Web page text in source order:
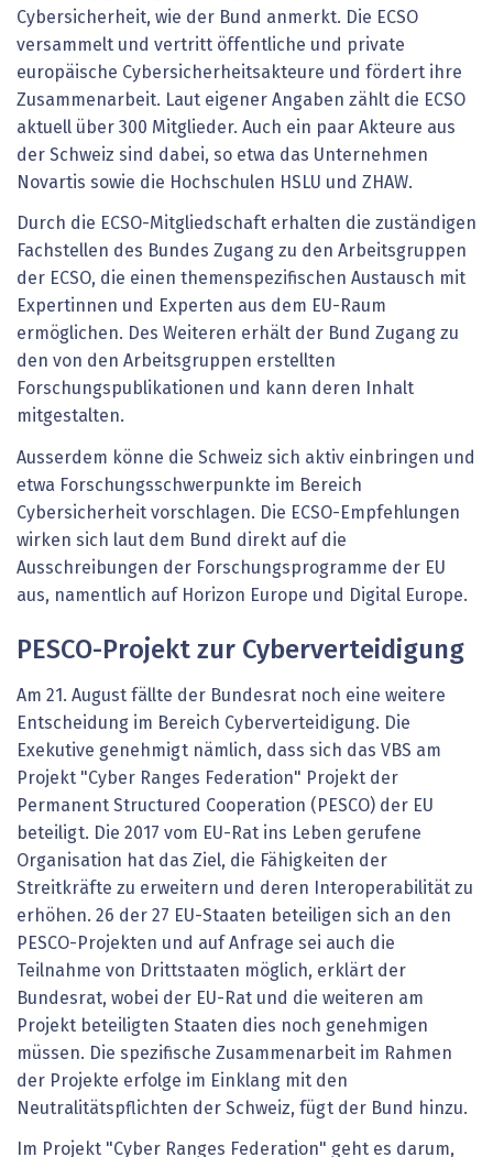
Cybersicherheit, wie der Bund anmerkt. Die ECSO
versammelt und vertritt öffentliche und private
europäische Cybersicherheitsakteure und fördert ihre
Zusammenarbeit. Laut eigener Angaben zählt die ECSO
aktuell über 300 Mitglieder. Auch ein paar Akteure aus
der Schweiz sind dabei, so etwa das Unternehmen
Novartis sowie die Hochschulen HSLU und ZHAW.
Durch die ECSO-Mitgliedschaft erhalten die zuständigen
Fachstellen des Bundes Zugang zu den Arbeitsgruppen
der ECSO, die einen themenspezifischen Austausch mit
Expertinnen und Experten aus dem EU-Raum
ermöglichen. Des Weiteren erhält der Bund Zugang zu
den von den Arbeitsgruppen erstellten
Forschungspublikationen und kann deren Inhalt
mitgestalten.
Ausserdem könne die Schweiz sich aktiv einbringen und
etwa Forschungsschwerpunkte im Bereich
Cybersicherheit vorschlagen. Die ECSO- Empfehlungen
wirken sich laut dem Bund direkt auf die
Ausschreibungen der Forschungsprogramme der EU
aus, namentlich auf Horizon Europe und Digital Europe.
PESCO-Projekt zur Cyberverteidigung
Am 21. August fällte der Bundesrat noch eine weitere
Entscheidung im Bereich Cyberverteidigung. Die
Exekutive genehmigt nämlich, dass sich das VBS am
Projekt "Cyber Ranges Federation" Projekt der
Permanent Structured Cooperation (PESCO) der EU
beteiligt. Die 2017 vom EU-Rat ins Leben gerufene
Organisation hat das Ziel, die Fähigkeiten der
Streitkräfte zu erweitern und deren Interoperabilität zu
erhöhen. 26 der 27 EU-Staaten beteiligen sich an den
PESCO-Projekten und auf Anfrage sei auch die
Teilnahme von Drittstaaten möglich, erklärt der
Bundesrat, wobei der EU-Rat und die weiteren am
Projekt beteiligten Staaten dies noch genehmigen
müssen. Die spezifische Zusammenarbeit im Rahmen
der Projekte erfolge im Einklang mit den
Neutralitätspflichten der Schweiz, fügt der Bund hinzu.
Im Projekt "Cyber Ranges Federation" geht es darum,